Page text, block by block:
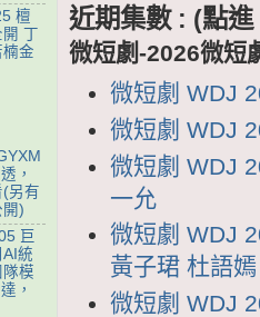
近期集數 : (點
微短劇-2026微短
微短劇 WDJ
微短劇 WDJ
微短劇 WDJ
一允
微短劇 WDJ
黃子珺 杜語
微短劇 WDJ
檀
丁
金
，
另有
)
巨
統
模
，